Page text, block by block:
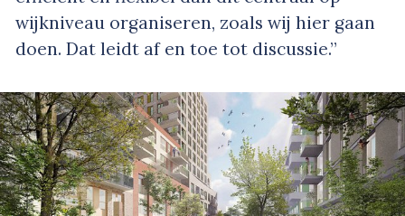
wijkniveau organiseren, zoals wij hier gaan
doen. Dat leidt af en toe tot discussie.”